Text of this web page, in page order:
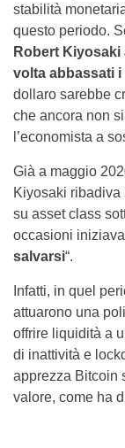
stabilità
questo periodo.
Robert
volta abbassati
dollaro sarebbe
che ancora non
l’economista a
Già a maggio
Kiyosaki ribadiva
su asset class
occasioni
salvarsi“.
Infatti, in quel
attuarono una
offrire liquidità a
di inattività e
apprezza Bitcoin
valore, come ha